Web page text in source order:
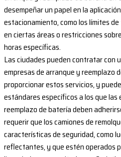
desempeñar un papel en la
estacionamiento, como los límites
en ciertas áreas o restricciones
horas específicas.
Las ciudades pueden contratar con
empresas de arranque y reemplazo
proporcionar estos servicios, y
estándares específicos a los que las
reemplazo de batería deben
requerir que los camiones de
características de seguridad, como
reflectantes, y que estén operados